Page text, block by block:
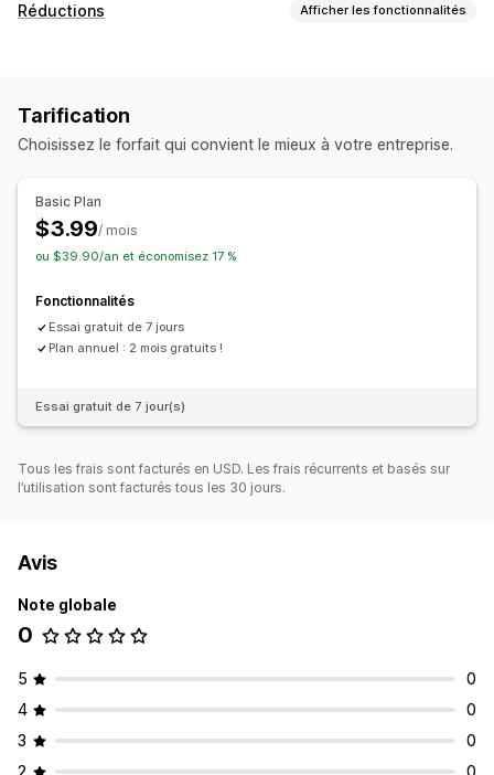
Réductions Afficher les fonctionnalités
Tarification
Choisissez le forfait qui convient le mieux à votre entreprise.
Basic Plan
$3.99/ mois
ou $39.90/an et économisez 17 %
Fonctionnalités
Essai gratuit de 7 jours
Plan annuel : 2 mois gratuits !
Essai gratuit de 7 jour(s)
Tous les frais sont facturés en USD. Les frais récurrents et basés sur
l’utilisation sont facturés tous les 30 jours.
Avis
Note globale
0
5
0
4
0
3
0